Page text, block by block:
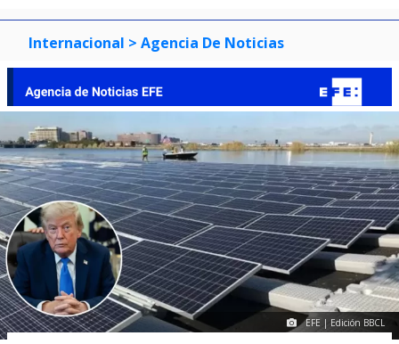
Internacional > Agencia De Noticias
EFE | Edición BBCL